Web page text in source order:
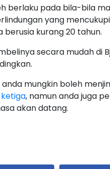
berlaku pada bila-bila
yang
berusia kurang 20 tahun.
secara mudah di
mungkin boleh
, namun anda juga
akan datang.